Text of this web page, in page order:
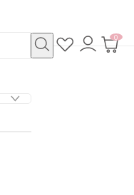
お
気
ロ
グ
カ
0